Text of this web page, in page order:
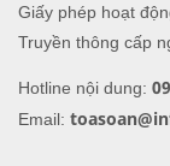
Giấy phép hoạt
Truyền thông cấp
Hotline nội dung:
Email: